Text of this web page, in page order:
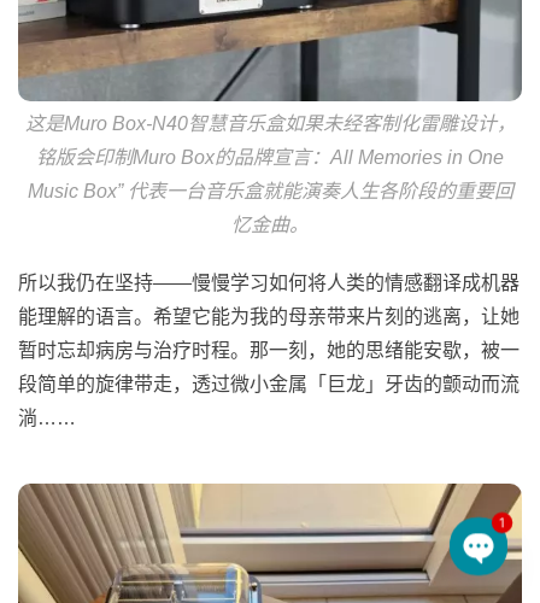
这是Muro Box-N40智慧音乐盒如果未经客制化雷雕设计，
铭版会印制Muro Box的品牌宣言：All Memories in One
Music Box” 代表一台音乐盒就能演奏人生各阶段的重要回
忆金曲。
所以我仍在坚持——慢慢学习如何将人类的情感翻译成机器
能理解的语言。希望它能为我的母亲带来片刻的逃离，让她
暂时忘却病房与治疗时程。那一刻，她的思绪能安歇，被一
段简单的旋律带走，透过微小金属「巨龙」牙齿的颤动而流
淌……
1